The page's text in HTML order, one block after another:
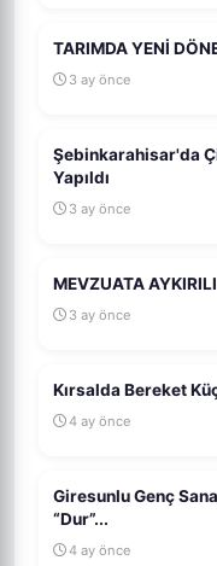
TARIMDA YENİ
3 ay önce
Şebinkarahisar'da
Yapıldı
3 ay önce
MEVZUATA
3 ay önce
Kırsalda Bereket
4 ay önce
Giresunlu Genç
“Dur”...
4 ay önce